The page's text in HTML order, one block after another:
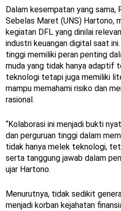
Dalam kesempatan yang
Sebelas Maret (UNS) Hartono,
kegiatan DFL yang dinilai
industri keuangan digital saat
tinggi memiliki peran penting
muda yang tidak hanya adaptif
teknologi tetapi juga memiliki
mampu memahami risiko dan
rasional.
“Kolaborasi ini menjadi bukti
dan perguruan tinggi dalam
tidak hanya melek teknologi,
serta tanggung jawab dalam
ujar Hartono.
Menurutnya, tidak sedikit
menjadi korban kejahatan